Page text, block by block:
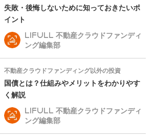
失敗・後悔しないために知っておきたいポ
イント
LIFULL 不動産クラウドファンディ
ング編集部
不動産クラウドファンディング以外の投資
国債とは？仕組みやメリットをわかりやす
く解説
LIFULL 不動産クラウドファンディ
ング編集部